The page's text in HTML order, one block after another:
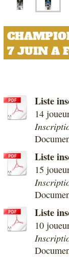
7 JUIN A
Liste
14
Liste
15
Liste
10